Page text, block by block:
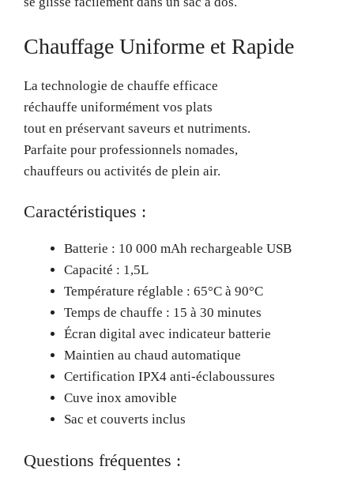
Chauffage Uniforme et Rapide
La technologie de chauffe efficace
réchauffe uniformément vos plats
tout en préservant saveurs et nutriments.
Parfaite pour professionnels nomades,
chauffeurs ou activités de plein air.
Caractéristiques :
Batterie : 10 000 mAh rechargeable USB
Capacité : 1,5L
Température réglable : 65°C à 90°C
Temps de chauffe : 15 à 30 minutes
Écran digital avec indicateur batterie
Maintien au chaud automatique
Certification IPX4 anti-éclaboussures
Cuve inox amovible
Sac et couverts inclus
Questions fréquentes :